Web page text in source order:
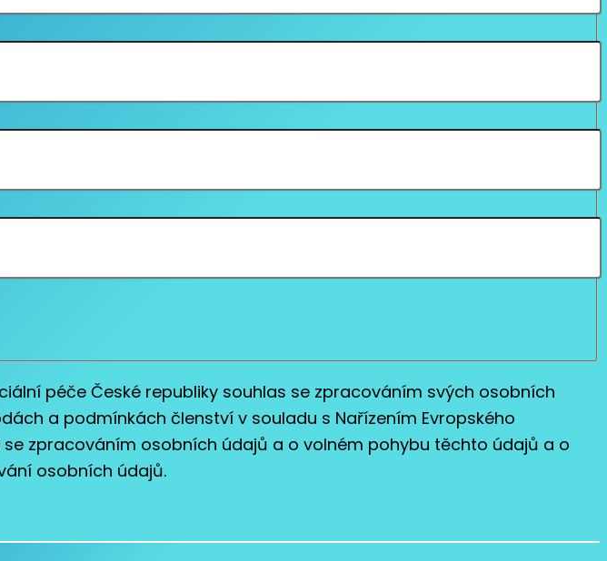
péče České republiky souhlas se zpracováním svých osobních
a podmínkách členství v souladu s Nařízením Evropského
zpracováním osobních údajů a o volném pohybu těchto údajů a o
osobních údajů.